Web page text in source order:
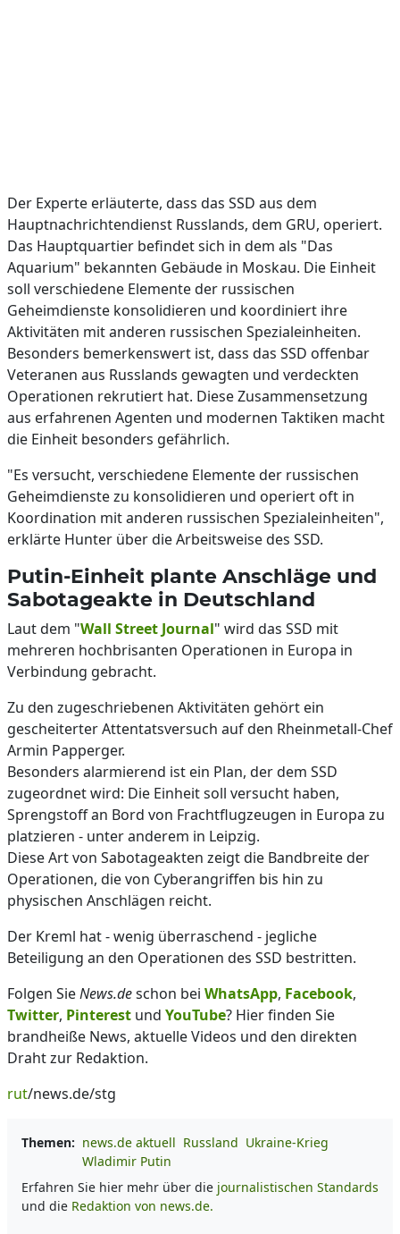
Der Experte erläuterte, dass das SSD aus dem
Hauptnachrichtendienst Russlands, dem GRU, operiert.
Das Hauptquartier befindet sich in dem als "Das
Aquarium" bekannten Gebäude in Moskau. Die Einheit
soll verschiedene Elemente der russischen
Geheimdienste konsolidieren und koordiniert ihre
Aktivitäten mit anderen russischen Spezialeinheiten.
Besonders bemerkenswert ist, dass das SSD offenbar
Veteranen aus Russlands gewagten und verdeckten
Operationen rekrutiert hat. Diese Zusammensetzung
aus erfahrenen Agenten und modernen Taktiken macht
die Einheit besonders gefährlich.
"Es versucht, verschiedene Elemente der russischen
Geheimdienste zu konsolidieren und operiert oft in
Koordination mit anderen russischen Spezialeinheiten",
erklärte Hunter über die Arbeitsweise des SSD.
Putin-Einheit plante Anschläge und
Sabotageakte in Deutschland
Laut dem "Wall Street Journal" wird das SSD mit
mehreren hochbrisanten Operationen in Europa in
Verbindung gebracht.
Zu den zugeschriebenen Aktivitäten gehört ein
gescheiterter Attentatsversuch auf den Rheinmetall-Chef
Armin Papperger.
Besonders alarmierend ist ein Plan, der dem SSD
zugeordnet wird: Die Einheit soll versucht haben,
Sprengstoff an Bord von Frachtflugzeugen in Europa zu
platzieren - unter anderem in Leipzig.
Diese Art von Sabotageakten zeigt die Bandbreite der
Operationen, die von Cyberangriffen bis hin zu
physischen Anschlägen reicht.
Der Kreml hat - wenig überraschend - jegliche
Beteiligung an den Operationen des SSD bestritten.
Folgen SieNews.deschon bei WhatsApp, Facebook,
Twitter, Pinterest und YouTube? Hier finden Sie
brandheiße News, aktuelle Videos und den direkten
Draht zur Redaktion.
rut/news.de/stg
Themen: news.de aktuell Russland Ukraine-Krieg
Wladimir Putin
Erfahren Sie hier mehr über die journalistischen Standards
und die Redaktion von news.de.